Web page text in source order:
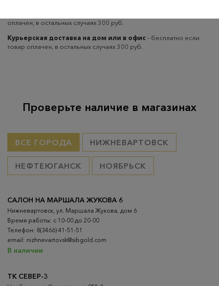
оплачен, в остальных случаях 300 руб.
Курьерская доставка на дом или в офис– бесплатно если
товар оплачен, в остальных случаях 300 руб.
Проверьте наличие в магазинах
ВСЕ ГОРОДА НИЖНЕВАРТОВСК
НЕФТЕЮГАНСК НОЯБРЬСК
ТК СЕВЕР-3
САЛОН НА МАРШАЛА ЖУКОВА 6
Нижневартовск, ул. Маршала Жукова, дом 6
Время работы: с 10-00 до 20-00
Телефон: 8(3466) 41-51-51
email: nizhnevartovsk@sibgold.com
В наличии